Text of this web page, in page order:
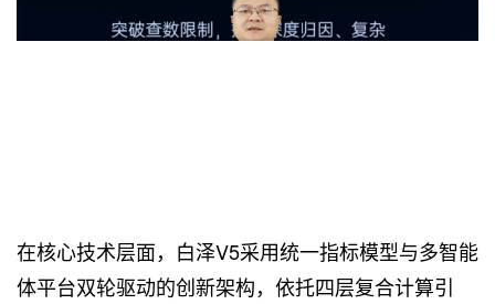
在核心技术层面，白泽V5采用统一指标模型与多智能
体平台双轮驱动的创新架构，依托四层复合计算引